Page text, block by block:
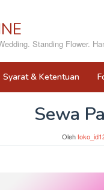
Standing Flower.
Syarat & Ketentuan
Sewa
Oleh